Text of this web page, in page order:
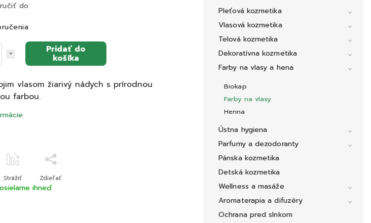
Pleťová kozmetika
Vlasová kozmetika
Telová kozmetika
Dekoratívna kozmetika
Farby na vlasy a hena
Biokap
Farby na vlasy
Henna
Ústna hygiena
Parfumy a dezodoranty
Pánska kozmetika
Detská kozmetika
Wellness a masáže
Aromaterapia a difuzéry
Ochrana pred slnkom
ihneď
do:
Pridať do
košíka
vlasom žiarivý nádych s prírodnou
farbou.
Strážiť Zdieľať